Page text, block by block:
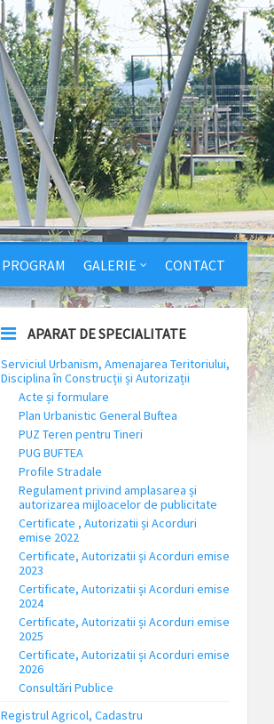
PROGRAM GALERIE CONTACT
APARAT DE SPECIALITATE
Serviciul Urbanism, Amenajarea Teritoriului,
Disciplina în Construcții și Autorizații
Acte și formulare
Plan Urbanistic General Buftea
PUZ Teren pentru Tineri
PUG BUFTEA
Profile Stradale
Regulament privind amplasarea și
autorizarea mijloacelor de publicitate
Certificate , Autorizatii și Acorduri
emise 2022
Certificate, Autorizatii și Acorduri emise
2023
Certificate, Autorizatii și Acorduri emise
2024
Certificate, Autorizatii și Acorduri emise
2025
Certificate, Autorizatii și Acorduri emise
2026
Consultări Publice
Registrul Agricol, Cadastru